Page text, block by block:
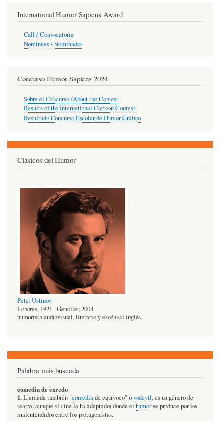
International Humor Sapiens Award
Call / Convocatoria
Nominees / Nominados
Concurso Humor Sapiens 2024
Sobre el Concurso /About the Contest
Results of the International Cartoon Contest
Resultado Concurso Escolar de Humor Gráfico
Clásicos del Humor
Peter Ustinov
Londres, 1921 - Genolier, 2004
humorista audiovisual, literario y escénico inglés.
Palabra más buscada
comedia de enredo
1.Llamada también "comediade equívoco" ovodevil, es un género de
teatro (aunque el cine la ha adaptado) donde el humorse produce por los
malentendidos entre los protagonistas.